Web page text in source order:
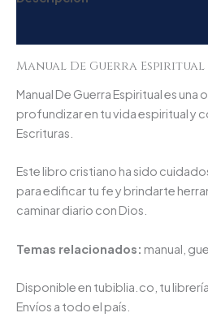
Manual De Guerra Espiritual
Manual De Guerra Espiritual es una
profundizar en tu vida espiritual y
Escrituras.
Este libro cristiano ha sido
para edificar tu fe y brindarte
caminar diario con Dios.
Temas relacionados: manual,
Disponible en tubiblia.co, tu
Envíos a todo el país.